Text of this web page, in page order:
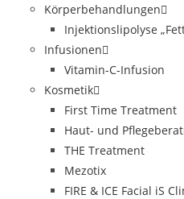
Körperbehandlungen
Injektionslipolyse
Infusionen
Vitamin-C-Infusion
Kosmetik
First Time Treatment
Haut- und
THE Treatment
Mezotix
FIRE & ICE Facial iS